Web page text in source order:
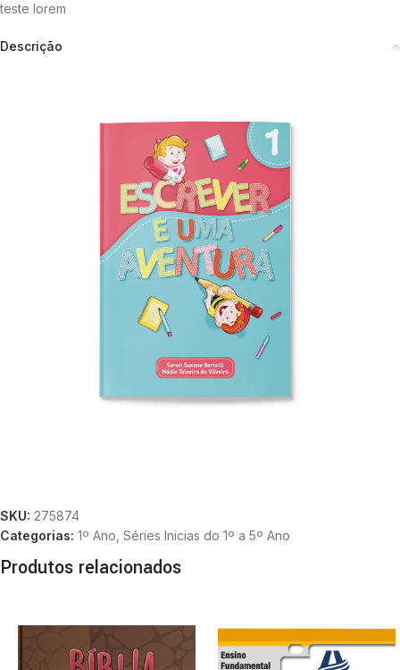
teste lorem
Descrição
SKU: 275874
Categorias: 1º Ano Séries Inicias do 1º a 5º Ano
Produtos relacionados